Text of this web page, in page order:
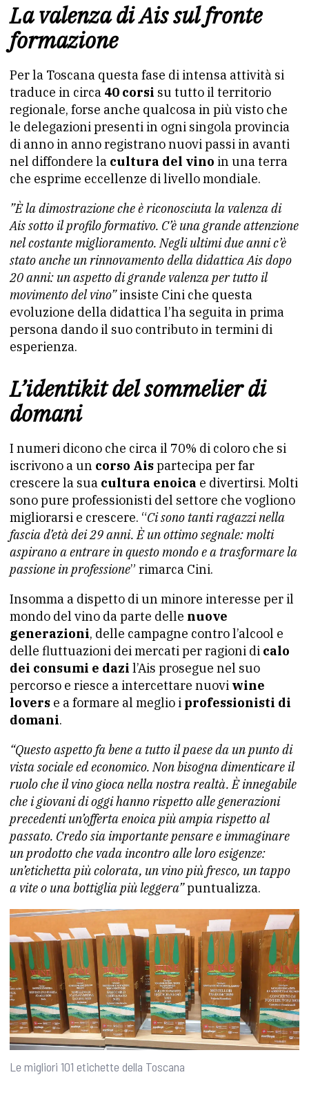
La valenza di Ais sul fronte
formazione
Per la Toscana questa fase di intensa attività si
traduce in circa 40 corsi su tutto il territorio
regionale, forse anche qualcosa in più visto che
le delegazioni presenti in ogni singola provincia
di anno in anno registrano nuovi passi in avanti
nel diffondere la cultura del vino in una terra
che esprime eccellenze di livello mondiale.
”È la dimostrazione che è riconosciuta la valenza di
Ais sotto il profilo formativo. C’è una grande attenzione
nel costante miglioramento. Negli ultimi due anni c’è
stato anche un rinnovamento della didattica Ais dopo
20 anni: un aspetto di grande valenza per tutto il
movimento del vino”insiste Cini che questa
evoluzione della didattica l’ha seguita in prima
persona dando il suo contributo in termini di
esperienza.
L’identikit del sommelier di
domani
I numeri dicono che circa il 70% di coloro che si
iscrivono a un corso Aispartecipa per far
crescere la sua cultura enoica e divertirsi. Molti
sono pure professionisti del settore che vogliono
migliorarsi e crescere. “Ci sono tanti ragazzi nella
fascia d’età dei 29 anni. È un ottimo segnale: molti
aspirano a entrare in questo mondo e a trasformare la
passione in professione” rimarca Cini.
Insomma a dispetto di un minore interesse per il
mondo del vino da parte delle nuove
generazioni, delle campagne contro l’alcool e
delle fluttuazioni dei mercati per ragioni di calo
dei consumi e dazi l’Ais prosegue nel suo
percorso e riesce a intercettare nuovi wine
lovers e a formare al meglio i professionisti di
domani.
“Questo aspetto fa bene a tutto il paese da un punto di
vista sociale ed economico. Non bisogna dimenticare il
ruolo che il vino gioca nella nostra realtà. È innegabile
che i giovani di oggi hanno rispetto alle generazioni
precedenti un’offerta enoica più ampia rispetto al
passato. Credo sia importante pensare e immaginare
un prodotto che vada incontro alle loro esigenze:
un’etichetta più colorata, un vino più fresco, un tappo
a vite o una bottiglia più leggera”puntualizza.
Le migliori 101 etichette della Toscana